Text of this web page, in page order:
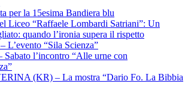
per la 15esima Bandiera blu
Liceo “Raffaele Lombardi Satriani”: Un
quando l’ironia supera il rispetto
L’evento “Sila Scienza”
l’incontro “Alle urne con
(KR) – La mostra “Dario Fo. La Bibbia